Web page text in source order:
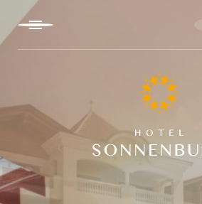
DIE SONNENBURG
ÜBERNACHTEN